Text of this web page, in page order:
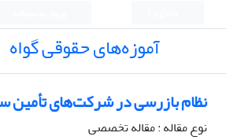
آموزه‌های حقوقی گواه
نظام بازرسی در شرکت‌های تأمین
نوع مقاله : مقاله تخصصی